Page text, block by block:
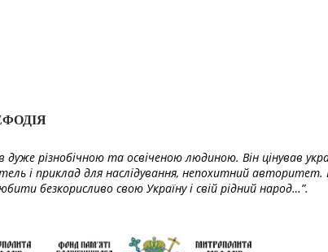
різнобічною та освіченою людиною. Він цінував
і приклад для наслідування, непохитний
безкорисливо свою Україну і свій рідний народ…”.